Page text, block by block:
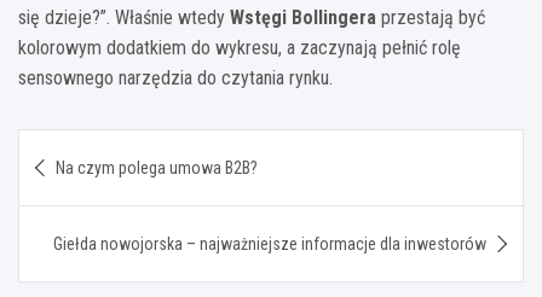
się dzieje?”. Właśnie wtedy Wstęgi Bollingera przestają być
kolorowym dodatkiem do wykresu, a zaczynają pełnić rolę
sensownego narzędzia do czytania rynku.
wpisu
Na czym polega umowa B2B?
Giełda nowojorska – najważniejsze informacje dla inwestorów